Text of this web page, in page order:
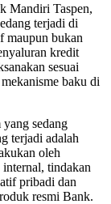
Mandiri Taspen,
terjadi di
maupun bukan
kredit
sesuai
baku di
sedang
terjadi adalah
oleh
internal, tindakan
pribadi dan
resmi Bank.